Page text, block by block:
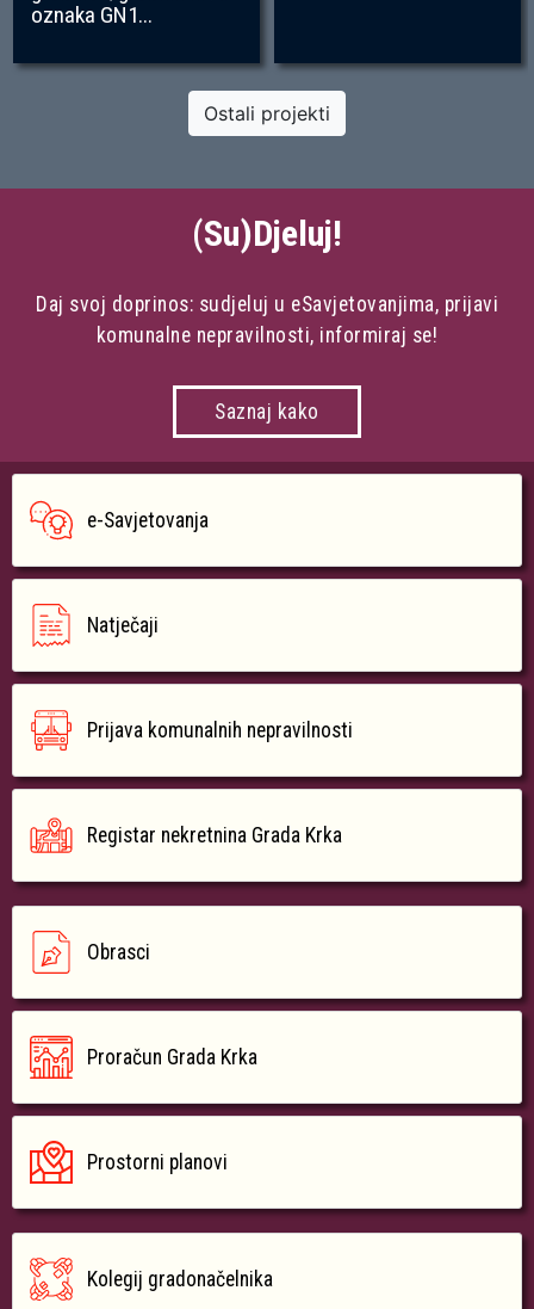
oznaka GN1...
Ostali projekti
(Su)Djeluj!
Daj svoj doprinos: sudjeluj u eSavjetovanjima, prijavi
komunalne nepravilnosti, informiraj se!
Saznaj kako
e-Savjetovanja
Natječaji
Prijava komunalnih nepravilnosti
Registar nekretnina Grada Krka
Obrasci
Proračun Grada Krka
Prostorni planovi
Kolegij gradonačelnika